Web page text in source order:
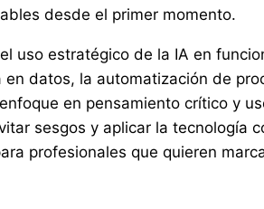
desde el primer momento.
uso estratégico de la IA en
datos, la automatización de
en pensamiento crítico y
sesgos y aplicar la tecnología
profesionales que quieren